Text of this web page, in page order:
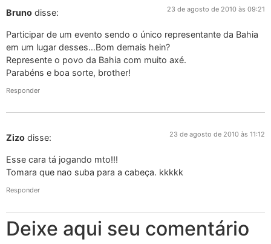
Bruno disse: 23 de agosto de 2010 às 09:21
Participar de um evento sendo o único representante da Bahia
em um lugar desses…Bom demais hein?
Represente o povo da Bahia com muito axé.
Parabéns e boa sorte, brother!
Responder
Zizo disse: 23 de agosto de 2010 às 11:12
Esse cara tá jogando mto!!!
Tomara que nao suba para a cabeça. kkkkk
Responder
Deixe aqui seu comentário